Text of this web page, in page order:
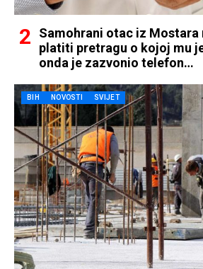
Samohrani otac iz Mostara
platiti pretragu o kojoj mu
onda je zazvonio telefon…
BIH NOVOSTI SVIJET